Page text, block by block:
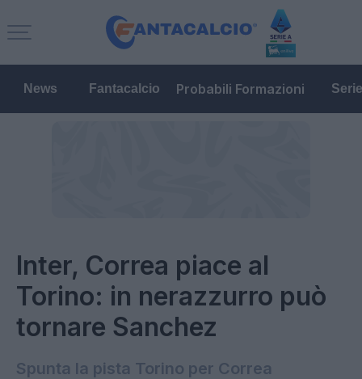
News Fantacalcio Probabili Formazioni
Inter, Correa piace al
Torino: in nerazzurro può
tornare Sanchez
Spunta la pista Torino per Correa